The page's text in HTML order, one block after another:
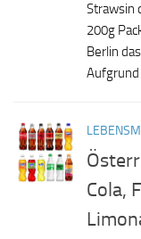
Strawsin
200g
Berlin
Aufgrund
Cola,